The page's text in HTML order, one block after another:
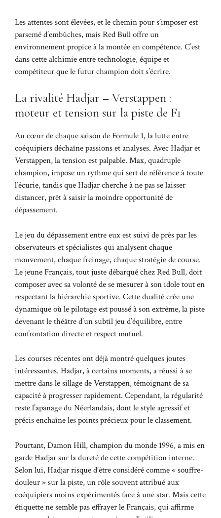
Les attentes sont élevées, et le chemin pour s’imposer est
parsemé d’embûches, mais Red Bull offre un
environnement propice à la montée en compétence. C’est
dans cette alchimie entre technologie, équipe et
compétiteur que le futur champion doit s’écrire.
La rivalité Hadjar – Verstappen :
moteur et tension sur la piste de F1
Au cœur de chaque saison de Formule 1, la lutte entre
coéquipiers déchaîne passions et analyses. Avec Hadjar et
Verstappen, la tension est palpable. Max, quadruple
champion, impose un rythme qui sert de référence à toute
l’écurie, tandis que Hadjar cherche à ne pas se laisser
distancer, prêt à saisir la moindre opportunité de
dépassement.
Le jeu du dépassement entre eux est suivi de près par les
observateurs et spécialistes qui analysent chaque
mouvement, chaque freinage, chaque stratégie de course.
Le jeune Français, tout juste débarqué chez Red Bull, doit
composer avec sa volonté de se mesurer à son idole tout en
respectant la hiérarchie sportive. Cette dualité crée une
dynamique où le pilotage est poussé à son extrême, la piste
devenant le théâtre d’un subtil jeu d’équilibre, entre
confrontation directe et respect mutuel.
Les courses récentes ont déjà montré quelques joutes
intéressantes. Hadjar, à certains moments, a réussi à se
mettre dans le sillage de Verstappen, témoignant de sa
capacité à progresser rapidement. Cependant, la régularité
reste l’apanage du Néerlandais, dont le style agressif et
précis enchaîne les points précieux pour le classement.
Pourtant, Damon Hill, champion du monde 1996, a mis en
garde Hadjar sur la dureté de cette compétition interne.
Selon lui, Hadjar risque d’être considéré comme « souffre-
douleur » sur la piste, un rôle souvent attribué aux
coéquipiers moins expérimentés face à une star. Mais cette
étiquette ne semble pas effrayer le Français, qui affirme